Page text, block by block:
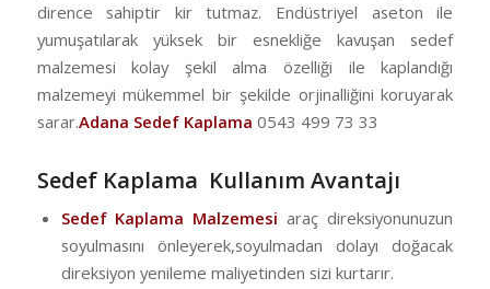
dirence sahiptir kir tutmaz. Endüstriyel aseton ile
yumuşatılarak yüksek bir esnekliğe kavuşan sedef
malzemesi kolay şekil alma özelliği ile kaplandığı
malzemeyi mükemmel bir şekilde orjinalliğini koruyarak
sarar.Adana Sedef Kaplama 0543 499 73 33
Sedef Kaplama Kullanım Avantajı
Sedef Kaplama Malzemesi araç direksiyonunuzun
soyulmasını önleyerek,soyulmadan dolayı doğacak
direksiyon yenileme maliyetinden sizi kurtarır.